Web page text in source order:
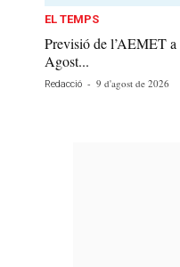
EL TEMPS
Previsió de l’AEMET
Agost...
Redacció - 9 d'agost de 2026